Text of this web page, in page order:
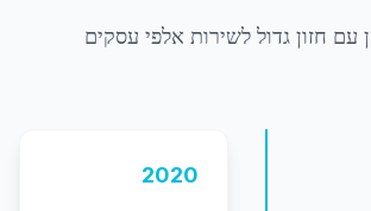
עם חזון גדול לשירות אלפי עסקים
2020